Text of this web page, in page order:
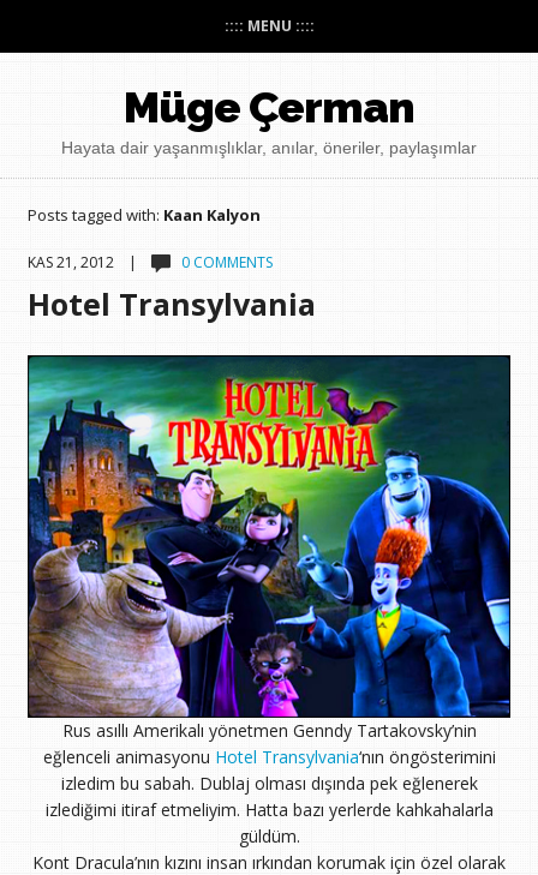
:::: MENU ::::
Müge Çerman
Hayata dair yaşanmışlıklar, anılar, öneriler, paylaşımlar
Posts tagged with: Kaan Kalyon
KAS 21, 2012 | 0 COMMENTS
Hotel Transylvania
Rus asıllı Amerikalı yönetmen Genndy Tartakovsky’nin
eğlenceli animasyonu Hotel Transylvania‘nın öngösterimini
izledim bu sabah. Dublaj olması dışında pek eğlenerek
izlediğimi itiraf etmeliyim. Hatta bazı yerlerde kahkahalarla
güldüm.
Kont Dracula’nın kızını insan ırkından korumak için özel olarak